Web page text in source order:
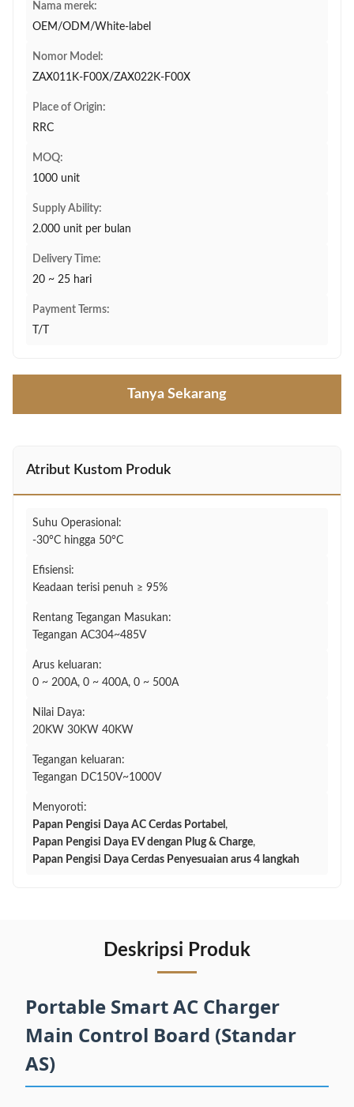
Nama merek:
OEM/ODM/White-label
Nomor Model:
ZAX011K-F00X/ZAX022K-F00X
Place of Origin:
RRC
MOQ:
1000 unit
Supply Ability:
2.000 unit per bulan
Delivery Time:
20 ~ 25 hari
Payment Terms:
T/T
Tanya Sekarang
Atribut Kustom Produk
Suhu Operasional:
-30°C hingga 50°C
Efisiensi:
Keadaan terisi penuh ≥ 95%
Rentang Tegangan Masukan:
Tegangan AC304~485V
Arus keluaran:
0 ~ 200A, 0 ~ 400A, 0 ~ 500A
Nilai Daya:
20KW 30KW 40KW
Tegangan keluaran:
Tegangan DC150V~1000V
Menyoroti:
Papan Pengisi Daya AC Cerdas Portabel ,
Papan Pengisi Daya EV dengan Plug & Charge,
Papan Pengisi Daya Cerdas Penyesuaian arus 4 langkah
Deskripsi Produk
Portable Smart AC Charger
Main Control Board (Standar
AS)